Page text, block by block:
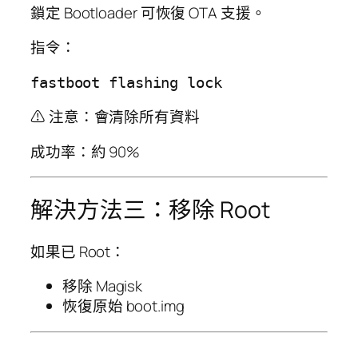
鎖定 Bootloader 可恢復 OTA 支援。
指令：
fastboot flashing lock
⚠ 注意：會清除所有資料
成功率：約 90%
解決方法三：移除 Root
如果已 Root：
移除 Magisk
恢復原始 boot.img